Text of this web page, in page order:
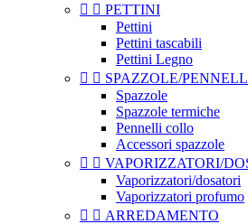
  PETTINI
Pettini
Pettini tascabili
Pettini Legno
  SPAZZOLE/
Spazzole
Spazzole termiche
Pennelli collo
Accessori spazzole
  VAPORIZZATORI/
Vaporizzatori/dosatori
Vaporizzatori profumo
  ARREDAMENTO